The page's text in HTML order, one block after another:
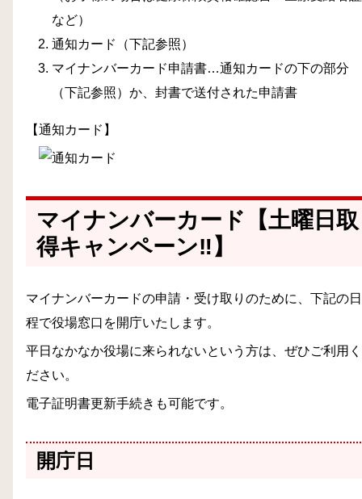
など）
通知カード（下記参照）
マイナンバーカード申請書…通知カードの下の部分
（下記参照）か、封書で送付された申請書
【通知カード】
マイナンバーカード【土曜日取
得キャンペーン‼】
マイナンバーカードの申請・受け取りのために、下記の日
程で役場窓口を開庁いたします。
平日なかなか役場に来られないという方は、ぜひご利用く
ださい。
電子証明書更新手続きも可能です。
開庁日